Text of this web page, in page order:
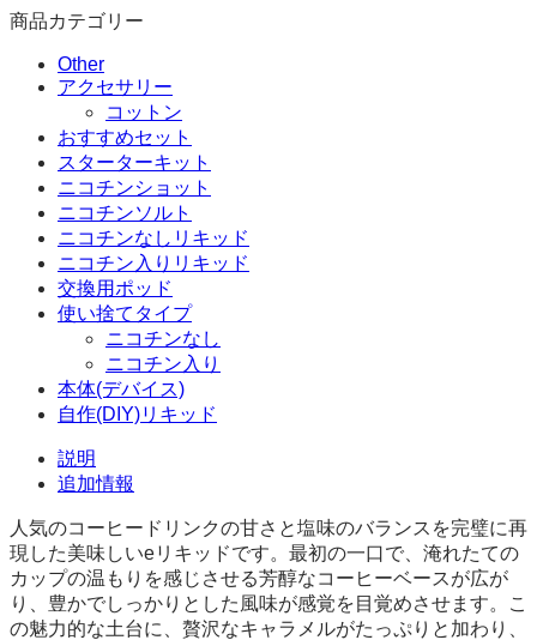
ト
コ
チ
入
り
リ
キ
ッ
ド
50ml
個
商品カテゴリー
Other
アクセサリー
コットン
おすすめセット
スターターキット
ニコチンショット
ニコチンソルト
ニコチンなしリキッド
ニコチン入りリキッド
交換用ポッド
使い捨てタイプ
ニコチンなし
ニコチン入り
本体(デバイス)
自作(DIY)リキッド
説明
追加情報
人気のコーヒードリンクの甘さと塩味のバランスを完璧に再
現した美味しいeリキッドです。最初の一口で、淹れたての
カップの温もりを感じさせる芳醇なコーヒーベースが広が
り、豊かでしっかりとした風味が感覚を目覚めさせます。こ
の魅力的な土台に、贅沢なキャラメルがたっぷりと加わり、